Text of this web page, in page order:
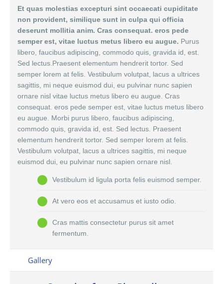
Et quas molestias excepturi sint occaecati cupiditate
non provident, similique sunt in culpa qui officia
deserunt mollitia anim. Cras consequat. eros pede
semper est, vitae luctus metus libero eu augue. Purus
libero, faucibus adipiscing, commodo quis, gravida id, est.
Sed lectus.Praesent elementum hendrerit tortor. Sed
semper lorem at felis. Vestibulum volutpat, lacus a ultrices
sagittis, mi neque euismod dui, eu pulvinar nunc sapien
ornare nisl vitae luctus metus libero eu augue. Cras
consequat. eros pede semper est, vitae luctus metus libero
eu augue. Morbi purus libero, faucibus adipiscing,
commodo quis, gravida id, est. Sed lectus. Praesent
elementum hendrerit tortor. Sed semper lorem at felis.
Vestibulum volutpat, lacus a ultrices sagittis, mi neque
euismod dui, eu pulvinar nunc sapien ornare nisl.
Vestibulum id ligula porta felis euismod semper.
At vero eos et accusamus et iusto odio.
Cras mattis consectetur purus sit amet
fermentum.
Gallery